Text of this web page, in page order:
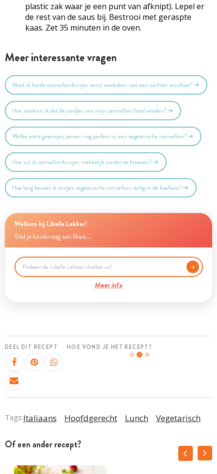
plastic zak waar je een punt van afknipt). Lepel er
de rest van de saus bij. Bestrooi met geraspte
kaas. Zet 35 minuten in de oven.
Meer interessante vragen
Moet ik harde cannellonibuisjes eerst voorkoken voor een zachter resultaat?
Hoe voorkom ik dat de randjes van mijn cannelloni hard worden?
Welke extra groentjes passen nog perfect in een vegetarische cannelloni?
Hoe vul ik cannellonibuisjes makkelijk zonder te knoeien?
Hoe lang bewaar ik restjes vegetarische cannelloni veilig in de koelkast?
Welkom bij Libelle Lekker!
Stel je kookvraag aan Maia...
Meer info
DEEL DIT RECEPT HOE VOND JE HET RECEPT?
Tags:Italiaans Hoofdgerecht Lunch Vegetarisch
Of een ander recept?